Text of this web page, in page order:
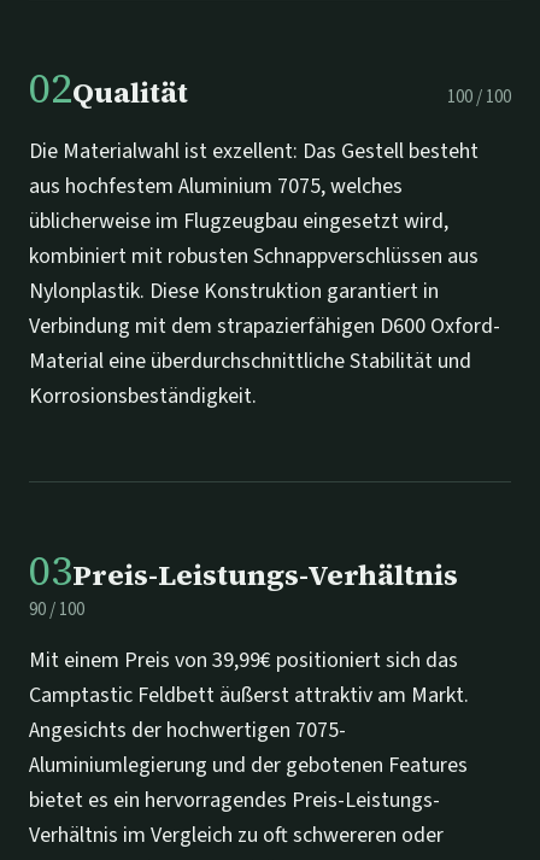
02Qualität 100/100
Die Materialwahl ist exzellent: Das Gestell besteht
aus hochfestem Aluminium 7075, welches
üblicherweise im Flugzeugbau eingesetzt wird,
kombiniert mit robusten Schnappverschlüssen aus
Nylonplastik. Diese Konstruktion garantiert in
Verbindung mit dem strapazierfähigen D600 Oxford-
Material eine überdurchschnittliche Stabilität und
Korrosionsbeständigkeit.
03Preis-Leistungs-Verhältnis
90/100
Mit einem Preis von 39,99€ positioniert sich das
Camptastic Feldbett äußerst attraktiv am Markt.
Angesichts der hochwertigen 7075-
Aluminiumlegierung und der gebotenen Features
bietet es ein hervorragendes Preis-Leistungs-
Verhältnis im Vergleich zu oft schwereren oder